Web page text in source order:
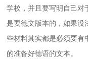
学校，并且要写明自己对
是要德文版本的，如果没
些材料其实都是必须要有
的准备好德语的文本。